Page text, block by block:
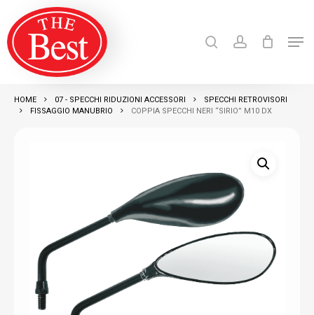
main
content
Products
search
HOME 07 - SPECCHI RIDUZIONI ACCESSORI
SPECCHI RETROVISORI
FISSAGGIO MANUBRIO
COPPIA SPECCHI NERI “SIRIO” M10 DX
Close